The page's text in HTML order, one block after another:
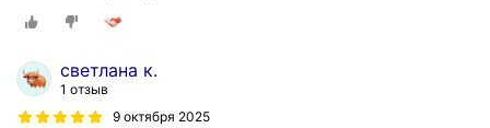
светлана к.
1 отзыв
9 октября 2025